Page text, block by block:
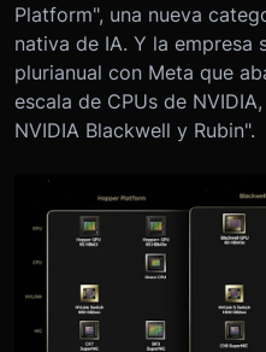
Platform", una nueva
nativa de IA. Y la empresa
plurianual con Meta que
escala de CPUs de
NVIDIA Blackwell y Rubin".